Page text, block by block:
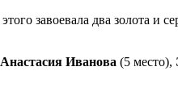
завоевала два золота и
Анастасия Иванова (5 место),